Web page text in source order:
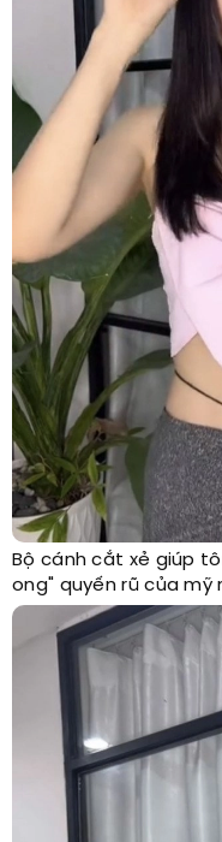
Bộ cánh cắt xẻ giúp
ong" quyến rũ của mỹ